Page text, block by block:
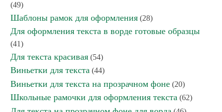
(49)
Шаблоны рамок для оформления (28)
Для оформления текста в ворде готовые образцы
(41)
Для текста красивая (54)
Виньетки для текста (44)
Виньетки для текста на прозрачном фоне (20)
Школьные рамочки для оформления текста (62)